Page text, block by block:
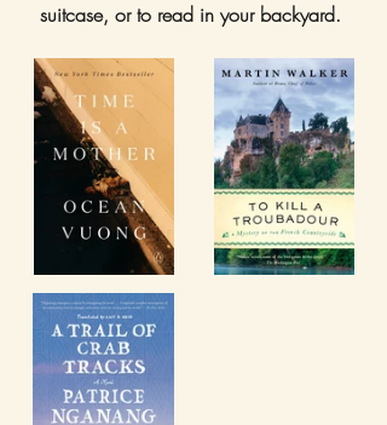
suitcase, or to read in your backyard.